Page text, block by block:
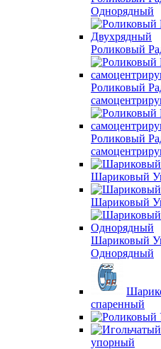
Однорядный
Роликовый
Роликовый
Роликовый
Шариковый
Шариковый
Шариковый
Однорядный
спаренный
упорный